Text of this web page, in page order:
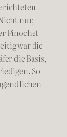
nur,
Pinochet-
war die
die Basis,
So